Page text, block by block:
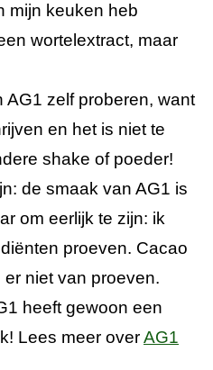
mijn keuken heb
wortelextract, maar
zelf proberen, want
en het is niet te
shake of poeder!
de smaak van AG1 is
om eerlijk te zijn: ik
proeven. Cacao
niet van proeven.
heeft gewoon een
Lees meer overAG1